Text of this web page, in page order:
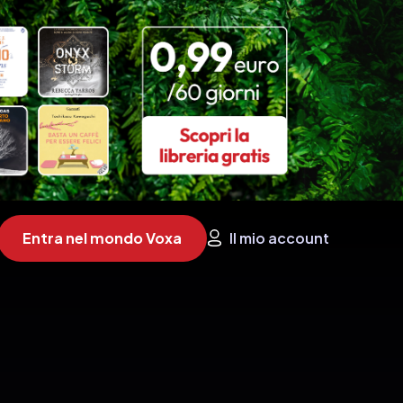
Entra nel mondo Voxa Il mio account